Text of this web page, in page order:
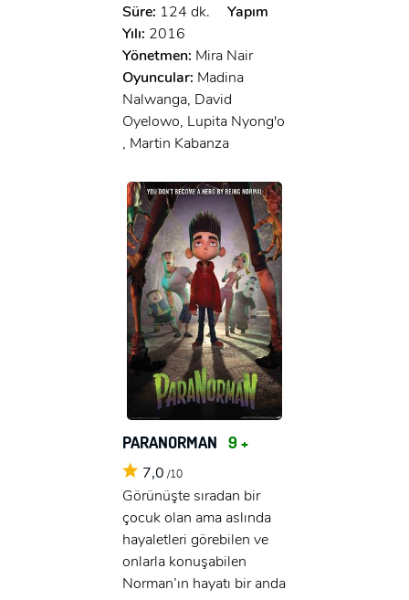
Süre: 124 dk.
Yapım
Yılı: 2016
Yönetmen: Mira Nair
Oyuncular: Madina
Nalwanga, David
Oyelowo, Lupita Nyong'o
, Martin Kabanza
PARANORMAN 9 +
7,0 /10
Görünüşte sıradan bir
çocuk olan ama aslında
hayaletleri görebilen ve
onlarla konuşabilen
Norman’ın hayatı bir anda